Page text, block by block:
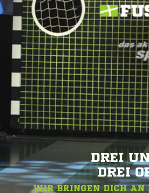
DREI
DREI
WIR BRINGEN DICH AN